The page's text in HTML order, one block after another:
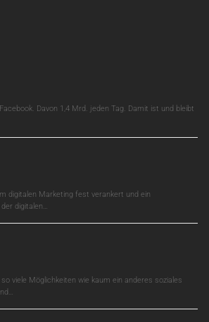
Davon 1,4 Mrd. jeden Tag. Damit ist und bleibt
digitalen Marketing fest verankert und ein
digitalen…
viele Möglichkeiten wie kaum ein anderes soziales